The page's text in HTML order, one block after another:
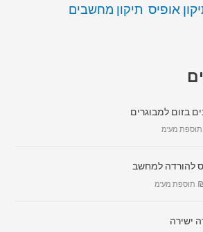
אופיס תיקון מחשבים
בזום למבוגרים
תוספת מע"מ
להורדה למחשב
תוספת מע"מ
ישירה